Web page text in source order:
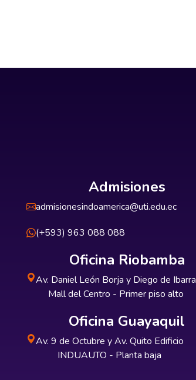
Admisiones
admisionesindoamerica@uti.edu.ec
(+593) 963 088 088
Oficina Riobamba
Av. Daniel León Borja y Diego de Ibarra
Mall del Centro - Primer piso alto
Oficina Guayaquil
Av. 9 de Octubre y Av. Quito Edificio
INDUAUTO - Planta baja